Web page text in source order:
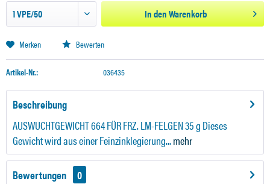
In denWarenkorb
Merken Bewerten
Artikel-Nr.: 036435
Beschreibung
AUSWUCHTGEWICHT 664 FÜR FRZ. LM-FELGEN 35 g Dieses
Gewicht wird aus einer Feinzinklegierung...mehr
Bewertungen
0